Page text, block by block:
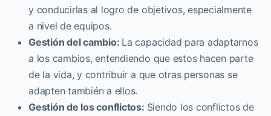
y conducirlas al logro de objetivos, especialmente
a nivel de equipos.
Gestión del cambio: La capacidad para adaptarnos
a los cambios, entendiendo que estos hacen parte
de la vida, y contribuir a que otras personas se
adapten también a ellos.
Gestión de los conflictos: Siendo los conflictos de